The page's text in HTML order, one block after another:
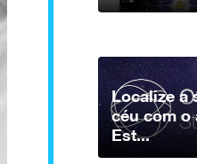
Localize a
céu com o
Est...